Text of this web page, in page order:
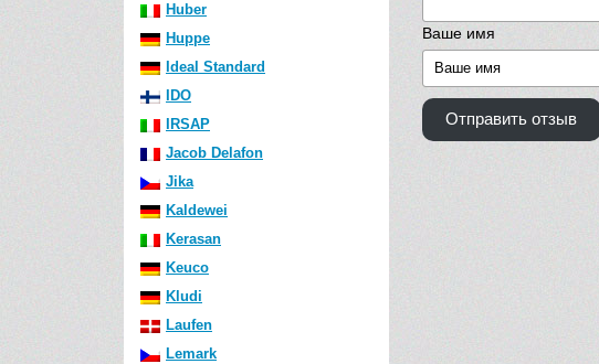
Huber
Huppe
Ideal Standard
IDO
IRSAP
Jacob Delafon
Jika
Kaldewei
Kerasan
Keuco
Kludi
Laufen
Lemark
Ваше имя
Отправить отзыв